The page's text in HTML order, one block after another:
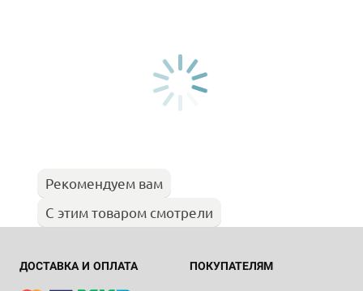
Рекомендуем вам
С этим товаром смотрели
ДОСТАВКА И ОПЛАТА ПОКУПАТЕЛЯМ